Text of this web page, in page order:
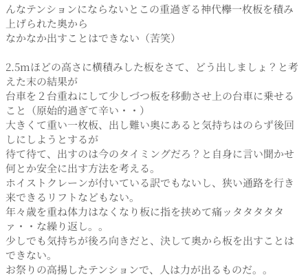
んなテンションにならないとこの重過ぎる神代欅一枚板を積み
上げられた奥から
なかなか出すことはできない（苦笑）
2.5mほどの高さに横積みした板をさて、どう出しましょ？と考
えた末の結果が
台車を２台重ねにして少しづつ板を移動させ上の台車に乗せる
こと（原始的過ぎて辛い・・）
大きくて重い一枚板、出し難い奥にあると気持ちはのらず後回
しにしようとするが
待て待て、出すのは今のタイミングだろ？と自身に言い聞かせ
何とか安全に出す方法を考える。
ホイストクレーンが付いている訳でもないし、狭い通路を行き
来できるリフトなどもない。
年々歳を重ね体力はなくなり板に指を挟めて痛ッタタタタタ
ァ・・な繰り返し。。
少しでも気持ちが後ろ向きだと、決して奥から板を出すことは
できない。
お祭りの高揚したテンションで、人は力が出るものだ。。